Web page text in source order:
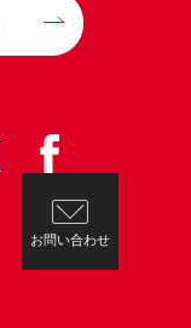
お問い合わせ